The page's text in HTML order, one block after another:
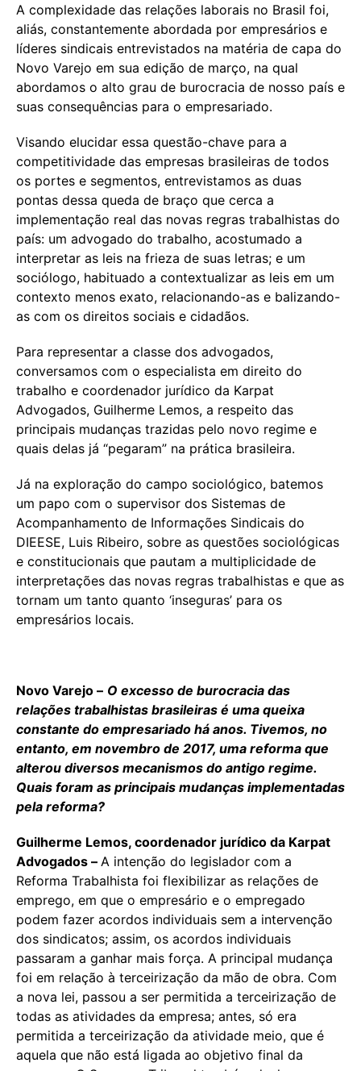
A complexidade das relações laborais no Brasil foi,
aliás, constantemente abordada por empresários e
líderes sindicais entrevistados na matéria de capa do
Novo Varejo em sua edição de março, na qual
abordamos o alto grau de burocracia de nosso país e
suas consequências para o empresariado.
Visando elucidar essa questão-chave para a
competitividade das empresas brasileiras de todos
os portes e segmentos, entrevistamos as duas
pontas dessa queda de braço que cerca a
implementação real das novas regras trabalhistas do
país: um advogado do trabalho, acostumado a
interpretar as leis na frieza de suas letras; e um
sociólogo, habituado a contextualizar as leis em um
contexto menos exato, relacionando-as e balizando-
as com os direitos sociais e cidadãos.
Para representar a classe dos advogados,
conversamos com o especialista em direito do
trabalho e coordenador jurídico da Karpat
Advogados, Guilherme Lemos, a respeito das
principais mudanças trazidas pelo novo regime e
quais delas já “pegaram” na prática brasileira.
Já na exploração do campo sociológico, batemos
um papo com o supervisor dos Sistemas de
Acompanhamento de Informações Sindicais do
DIEESE, Luis Ribeiro, sobre as questões sociológicas
e constitucionais que pautam a multiplicidade de
interpretações das novas regras trabalhistas e que as
tornam um tanto quanto ‘inseguras’ para os
empresários locais.
Novo Varejo – O excesso de burocracia das
relações trabalhistas brasileiras é uma queixa
constante do empresariado há anos. Tivemos, no
entanto, em novembro de 2017, uma reforma que
alterou diversos mecanismos do antigo regime.
Quais foram as principais mudanças implementadas
pela reforma?
Guilherme Lemos, coordenador jurídico da Karpat
Advogados – A intenção do legislador com a
Reforma Trabalhista foi flexibilizar as relações de
emprego, em que o empresário e o empregado
podem fazer acordos individuais sem a intervenção
dos sindicatos; assim, os acordos individuais
passaram a ganhar mais força. A principal mudança
foi em relação à terceirização da mão de obra. Com
a nova lei, passou a ser permitida a terceirização de
todas as atividades da empresa; antes, só era
permitida a terceirização da atividade meio, que é
aquela que não está ligada ao objetivo final da